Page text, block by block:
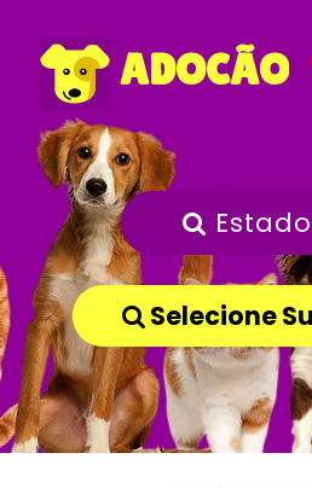
ADOCÃO
Selecione